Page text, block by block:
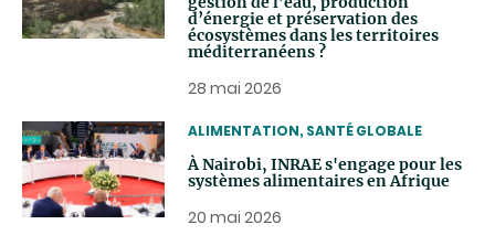
d’énergie et préservation des
écosystèmes dans les territoires
méditerranéens ?
28 mai 2026
THEMATIC
ALIMENTATION, SANTÉ GLOBALE
À Nairobi, INRAE s'engage pour les
systèmes alimentaires en Afrique
20 mai 2026